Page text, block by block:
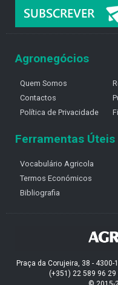
Agronegócios
Quem Somos
Contactos
Política de Privacidade
Ferramentas Úteis
Vocabulário Agricola
Termos Económicos
Bibliografia
Praça da Corujeira, 38 - 4300-
(+351) 22 589 96